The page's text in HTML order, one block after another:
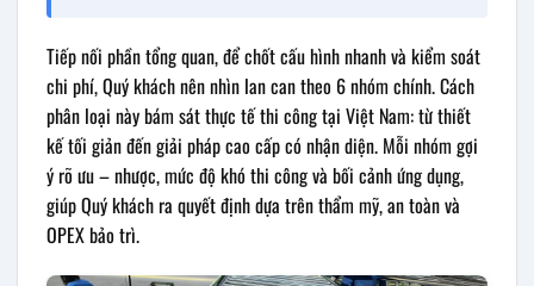
Tiếp nối phần tổng quan, để chốt cấu hình nhanh và kiểm soát
chi phí, Quý khách nên nhìn lan can theo 6 nhóm chính. Cách
phân loại này bám sát thực tế thi công tại Việt Nam: từ thiết
kế tối giản đến giải pháp cao cấp có nhận diện. Mỗi nhóm gợi
ý rõ ưu – nhược, mức độ khó thi công và bối cảnh ứng dụng,
giúp Quý khách ra quyết định dựa trên thẩm mỹ, an toàn và
OPEX bảo trì.